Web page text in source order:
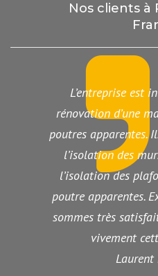
Nos clients à
L’entreprise est
rénovation d’une
poutres apparentes.
l’isolation des
l’isolation des
poutre apparentes.
sommes très
vivement
Laurent